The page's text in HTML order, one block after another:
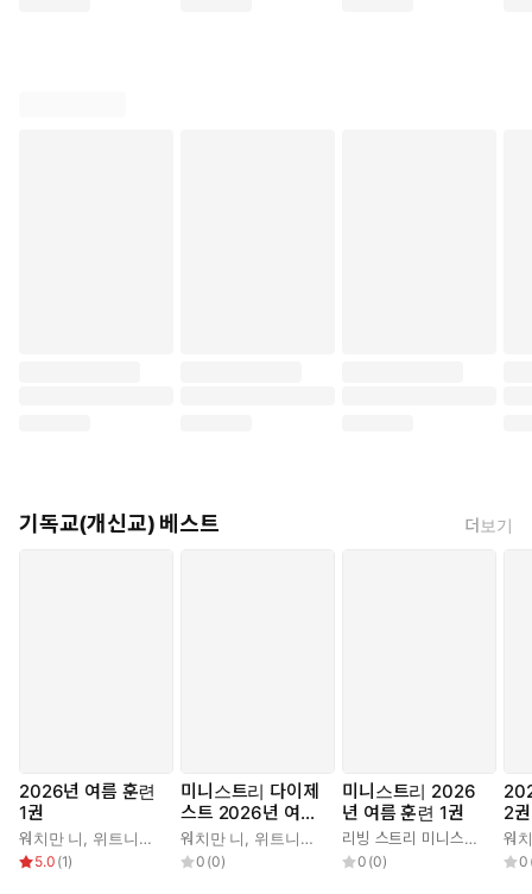
기독교(개신교) 베스트 더보기
2026년 여름 훈련
1권
워치만 니 위트니스 리
5.0 (1)
미니스트리 다이제
스트 2026년 여름
훈련 1권
워치만 니 위트니스 리
0 (0)
미니스트리 2026
년 여름 훈련 1권
리빙 스트리 미니스트리 편집부
0 (0)
2권
워
0